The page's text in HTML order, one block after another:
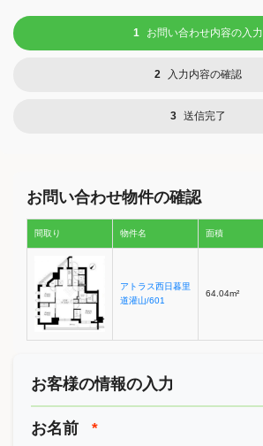
1 お問い合わせ内容の入力
2 入力内容の確認
3 送信完了
お問い合わせ物件の確認
間取り 物件名 面積
アトラス西日暮里
道灌山/601
64.04m²
お客様の情報の入力
お名前 *